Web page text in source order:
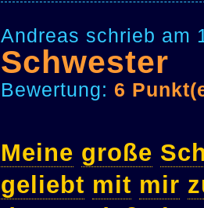
Andreas schrieb am
Schwester
Bewertung: 6
Meine große
geliebt mit mir